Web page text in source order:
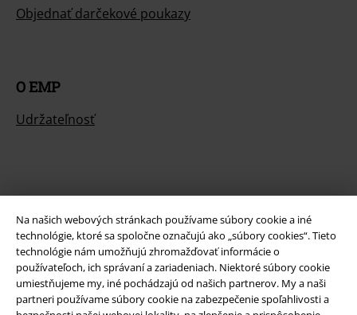
Na našich webových stránkach používame súbory cookie a iné
technológie, ktoré sa spoločne označujú ako „súbory cookies“. Tieto
technológie nám umožňujú zhromažďovať informácie o
používateľoch, ich správaní a zariadeniach. Niektoré súbory cookie
umiestňujeme my, iné pochádzajú od našich partnerov. My a naši
partneri používame súbory cookie na zabezpečenie spoľahlivosti a
Objednať darčekové poukazy
O EMP
Udržateľnosť
Staňte sa súčasťou komunity!